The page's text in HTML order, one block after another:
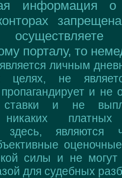
информация
порталу, то
личным
целях, не
и не
и не
никаких
здесь, являются
силы и не могут
для судебных